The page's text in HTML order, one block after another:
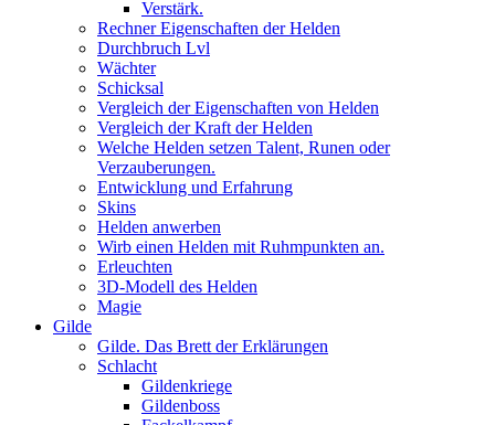
Verstärk.
Rechner Eigenschaften der Helden
Durchbruch Lvl
Wächter
Schicksal
Vergleich der Eigenschaften von Helden
Vergleich der Kraft der Helden
Welche Helden setzen Talent, Runen oder
Verzauberungen.
Entwicklung und Erfahrung
Skins
Helden anwerben
Wirb einen Helden mit Ruhmpunkten an.
Erleuchten
3D-Modell des Helden
Magie
Gilde
Gilde. Das Brett der Erklärungen
Schlacht
Gildenkriege
Gildenboss